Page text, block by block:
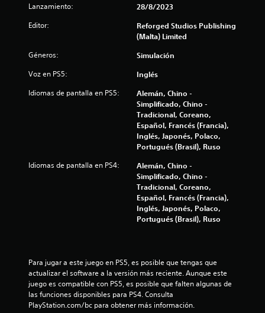
s
l
a
d
e
i
n
Lanzamiento: 28/8/2023
Editor:
Reforged Studios Publishing
(Malta) Limited
Géneros: Simulación
Voz en PS5: Inglés
Idiomas de pantalla en PS5:
Alemán, Chino -
Simplificado, Chino -
Tradicional, Coreano,
Español, Francés (Francia),
Inglés, Japonés, Polaco,
Portugués (Brasil), Ruso
Idiomas de pantalla en PS4:
Alemán, Chino -
Simplificado, Chino -
Tradicional, Coreano,
Español, Francés (Francia),
Inglés, Japonés, Polaco,
Portugués (Brasil), Ruso
Para jugar a este juego en PS5, es posible que tengas que
actualizar el software a la versión más reciente. Aunque este
juego es compatible con PS5, es posible que falten algunas de
las funciones disponibles para PS4. Consulta
PlayStation.com/bc para obtener más información.